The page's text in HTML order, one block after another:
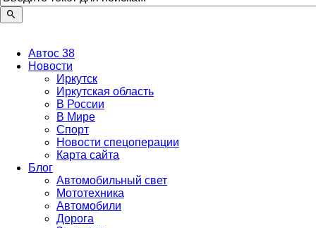
Автос 38
Новости
Иркутск
Иркутская область
В России
В Мире
Спорт
Новости спецоперации
Карта сайта
Блог
Автомобильный свет
Мототехника
Автомобили
Дорога